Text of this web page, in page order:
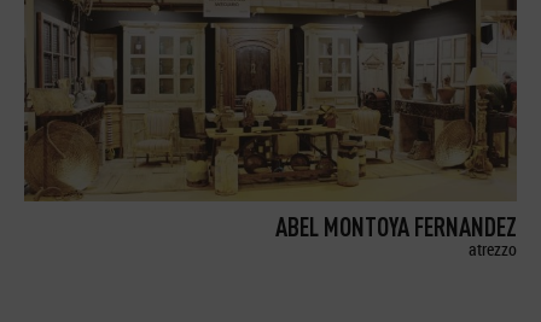
ABEL MONTOYA FERNANDEZ
atrezzo